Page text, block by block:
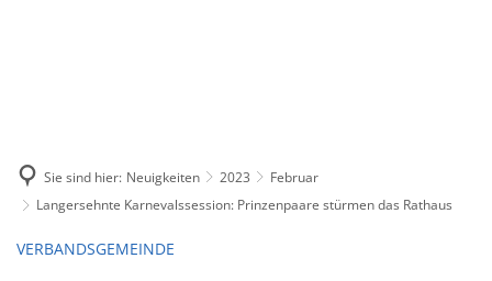
Sie sind hier: Neuigkeiten 2023
Februar
Langersehnte Karnevalssession: Prinzenpaare stürmen das Rathaus
VERBANDSGEMEINDE